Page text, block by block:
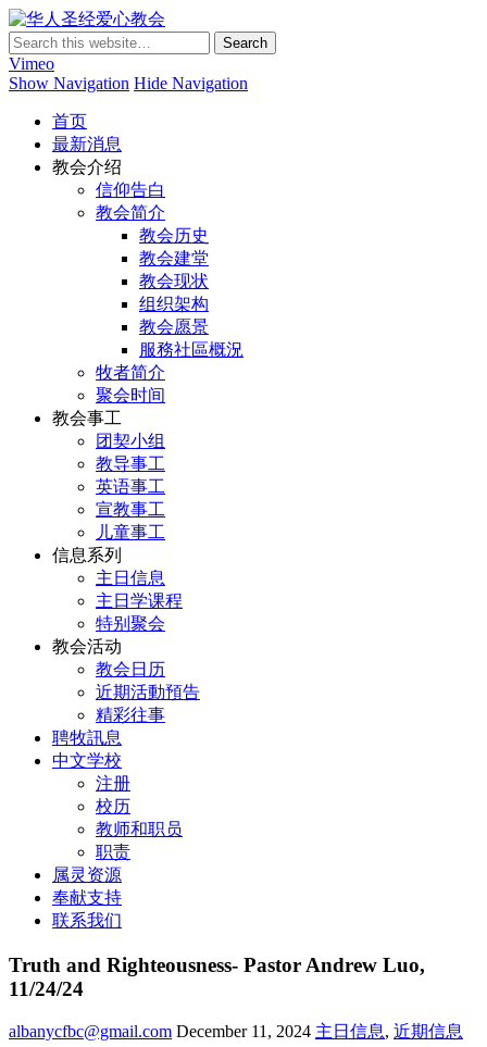
Vimeo
Show Navigation Hide Navigation
首页
最新消息
教会介绍
信仰告白
教会简介
教会历史
教会建堂
教会现状
组织架构
教会愿景
服務社區概況
牧者简介
聚会时间
教会事工
团契小组
教导事工
英语事工
宣教事工
儿童事工
信息系列
主日信息
主日学课程
特别聚会
教会活动
教会日历
近期活動預告
精彩往事
聘牧訊息
中文学校
注册
校历
教师和职员
职责
属灵资源
奉献支持
联系我们
Truth and Righteousness- Pastor Andrew Luo,
11/24/24
albanycfbc@gmail.com December 11, 2024 主日信息, 近期信息